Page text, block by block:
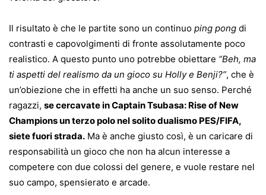
Il risultato è che le partite sono un continuo ping pong di
contrasti e capovolgimenti di fronte assolutamente poco
realistico. A questo punto uno potrebbe obiettare “Beh, ma
ti aspetti del realismo da un gioco su Holly e Benji?”, che è
un’obiezione che in effetti ha anche un suo senso. Perché
ragazzi, se cercavate in Captain Tsubasa: Rise of New
Champions un terzo polo nel solito dualismo PES/FIFA,
siete fuori strada. Ma è anche giusto così, è un caricare di
responsabilità un gioco che non ha alcun interesse a
competere con due colossi del genere, e vuole restare nel
suo campo, spensierato e arcade.